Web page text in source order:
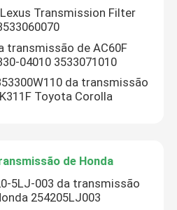
Transmission Filter
transmissão de AC60F
04010 3533071010
da transmissão
Toyota Corolla
de Honda
5LJ-003 da transmissão
254205LJ003